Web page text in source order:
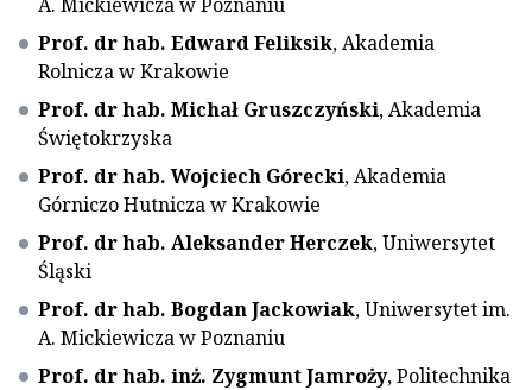
Prof. dr hab. Edward Feliksik, Akademia
Rolnicza w Krakowie
Prof. dr hab. Michał Gruszczyński, Akademia
Świętokrzyska
Prof. dr hab. Wojciech Górecki, Akademia
Górniczo Hutnicza w Krakowie
Prof. dr hab. Aleksander Herczek, Uniwersytet
Śląski
Prof. dr hab. Bogdan Jackowiak, Uniwersytet im.
A. Mickiewicza w Poznaniu
Prof. dr hab. inż. Zygmunt Jamroży, Politechnika